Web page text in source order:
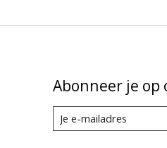
Abonneer je